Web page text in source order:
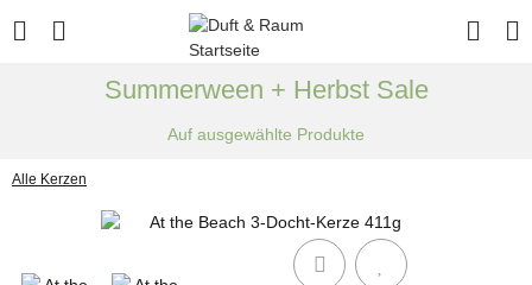
Summerween + Herbst Sale
Auf ausgewählte Produkte
Alle Kerzen